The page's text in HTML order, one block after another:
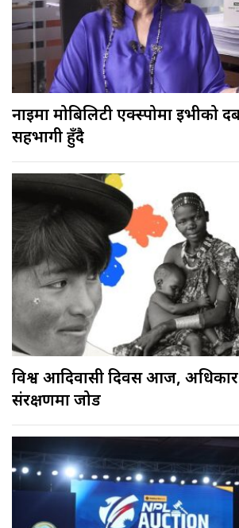
नाइमा मोबिलिटी एक्स्पोमा ईभीको
सहभागी हुँदै
विश्व आदिवासी दिवस आज, अधिकार
संरक्षणमा जोड